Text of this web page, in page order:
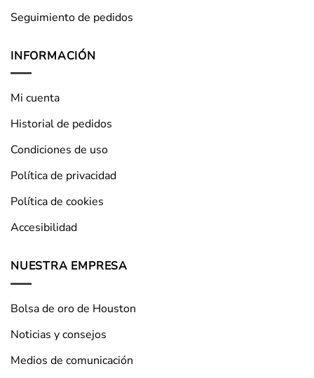
Seguimiento de pedidos
INFORMACIÓN
Mi cuenta
Historial de pedidos
Condiciones de uso
Política de privacidad
Política de cookies
Accesibilidad
NUESTRA EMPRESA
Bolsa de oro de Houston
Noticias y consejos
Medios de comunicación